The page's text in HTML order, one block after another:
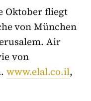
Oktober fliegt
von München
Air
von
www.elal.co.il,